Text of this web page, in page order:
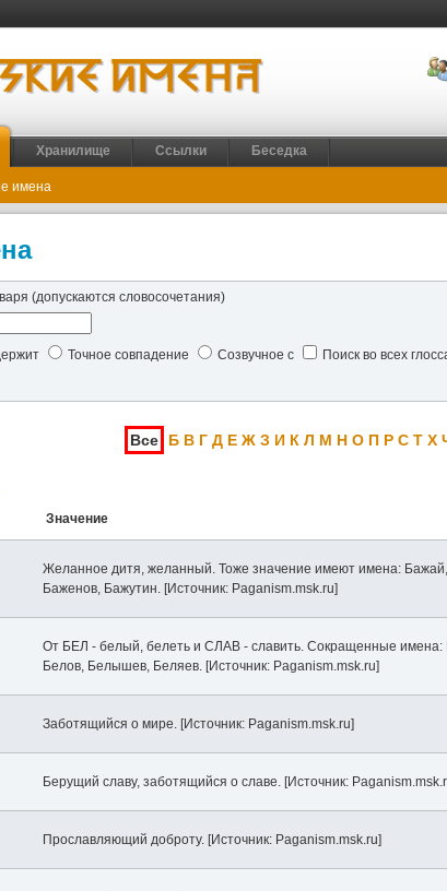
Хранилище Ссылки Беседка
имена
(допускаются словосочетания)
Точное совпадение Созвучное с Поиск во всех
Все Б В Г Д Е Ж З И К Л М Н О П Р С Т Х
Значение
Желанное дитя, желанный. Тоже значение имеют имена:
Баженов, Бажутин. [Источник: Paganism.msk.ru]
От БЕЛ - белый, белеть и СЛАВ - славить. Сокращенные
Белов, Белышев, Беляев. [Источник: Paganism.msk.ru]
Заботящийся о мире. [Источник: Paganism.msk.ru]
Берущий славу, заботящийся о славе. [Источник:
Прославляющий доброту. [Источник: Paganism.msk.ru]